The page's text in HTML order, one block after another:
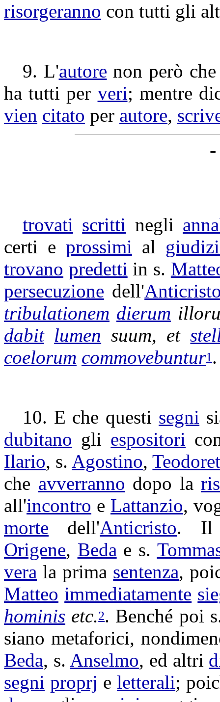
risorgeranno con tutti gli
9. L'autore non però
ha tutti per veri; mentre
vien citato per autore,
trovati scritti negli
certi e prossimi al
trovano predetti in s.
persecuzione dell'
tribulationem dierum
dabit lumen suum, et
coelorum commovebuntur1 .
10. E che questi segni
dubitano gli espositori
Ilario, s. Agostino,
che avverranno dopo la
all'incontro e Lattanzio,
morte dell'Anticristo.
Origene, Beda e s.
vera la prima sentenza,
Matteo immediatamente
hominis etc.2. Benché poi
sianometaforici,
Beda, s. Anselmo, ed altri
segni proprj e letterali;